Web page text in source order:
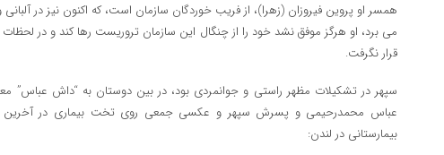
همسر او پروین فیروزان (زهرا)، از فریب خوردگان سازمان است، که اکنون نیز در
می برد، او هرگز موفق نشد خود را از چنگال این سازمان تروریست رها کند و در
قرار نگرفت.
سپهر در تشکیلات مظهر راستی و جوانمردی بود، در بین دوستان به “داش عباس”
عباس محمدرحیمی و پسرش سپهر و عکسی جمعی روی تخت بیماری در آخرین
بیمارستانی در لندن: